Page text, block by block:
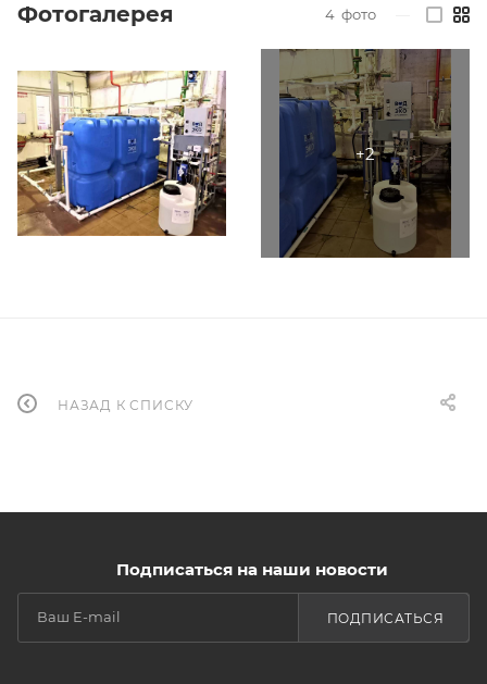
Фотогалерея 4 фото
НАЗАД К СПИСКУ
Подписаться на наши новости
ПОДПИСАТЬСЯ